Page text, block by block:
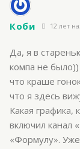
Коби 12 лет
Да, я в
компа не
что краше
что я здесь
Какая графика,
включил канал
«Формулу».